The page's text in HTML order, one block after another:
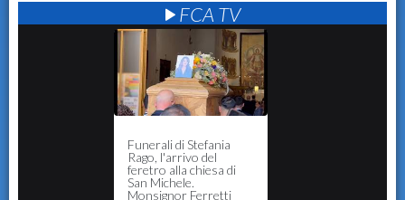
FCA TV
Funerali di Stefania
Rago, l'arrivo del
feretro alla chiesa di
San Michele.
Monsignor Ferretti